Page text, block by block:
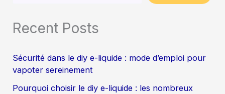
Recent Posts
Sécurité dans le diy e-liquide : mode d’emploi pour
vapoter sereinement
Pourquoi choisir le diy e-liquide : les nombreux